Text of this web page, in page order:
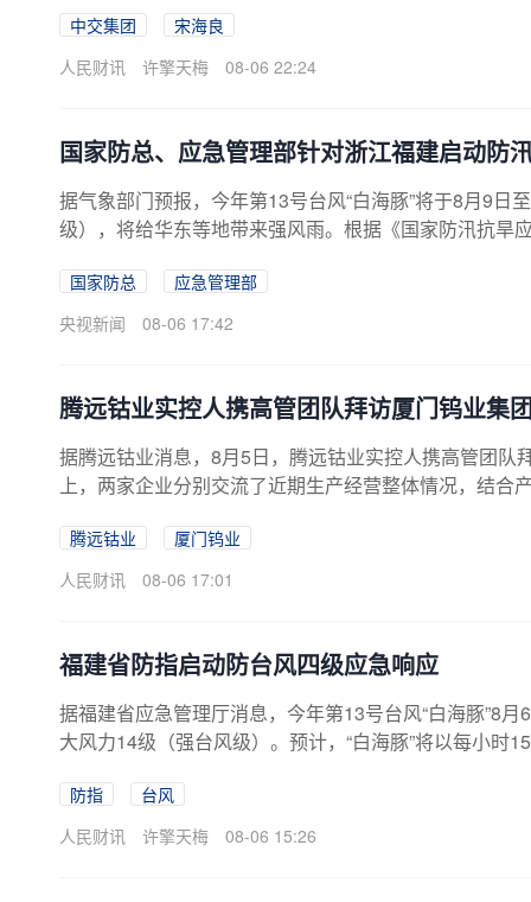
中交集团
宋海良
人民财讯
许擎天梅 08-06 22:24
国家防总、应急管理部针对浙江福建启动防
据气象部门预报，今年第13号台风“白海豚”将于8月9
级），将给华东等地带来强风雨。根据《国家防汛抗旱
国家防总
应急管理部
央视新闻
08-06 17:42
腾远钴业实控人携高管团队拜访厦门钨业集
据腾远钴业消息，8月5日，腾远钴业实控人携高管团
上，两家企业分别交流了近期生产经营整体情况，结合
产业链协同、供应链保障、产业机遇与风险应对等关键
腾远钴业
厦门钨业
人民财讯
08-06 17:01
福建省防指启动防台风四级应急响应
据福建省应急管理厅消息，今年第13号台风“白海豚”8
大风力14级（强台风级）。预计，“白海豚”将以每小
4时发布“台风预警Ⅳ级”，根据《福建省防汛抗旱防台
四级应急响应。
防指
台风
人民财讯
许擎天梅 08-06 15:26